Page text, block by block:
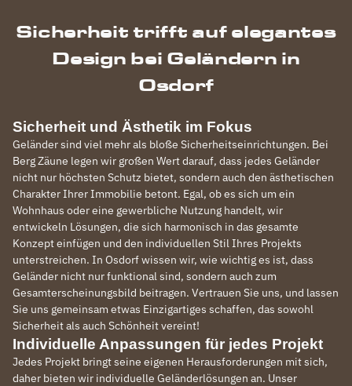
Sicherheit trifft auf elegantes
Design bei Geländern in
Osdorf
Sicherheit und Ästhetik im Fokus
Geländer sind viel mehr als bloße Sicherheitseinrichtungen. Bei
Berg Zäune legen wir großen Wert darauf, dass jedes Geländer
nicht nur höchsten Schutz bietet, sondern auch den ästhetischen
Charakter Ihrer Immobilie betont. Egal, ob es sich um ein
Wohnhaus oder eine gewerbliche Nutzung handelt, wir
entwickeln Lösungen, die sich harmonisch in das gesamte
Konzept einfügen und den individuellen Stil Ihres Projekts
unterstreichen. In Osdorf wissen wir, wie wichtig es ist, dass
Geländer nicht nur funktional sind, sondern auch zum
Gesamterscheinungsbild beitragen. Vertrauen Sie uns, und lassen
Sie uns gemeinsam etwas Einzigartiges schaffen, das sowohl
Sicherheit als auch Schönheit vereint!
Individuelle Anpassungen für jedes Projekt
Jedes Projekt bringt seine eigenen Herausforderungen mit sich,
daher bieten wir individuelle Geländerlösungen an. Unser